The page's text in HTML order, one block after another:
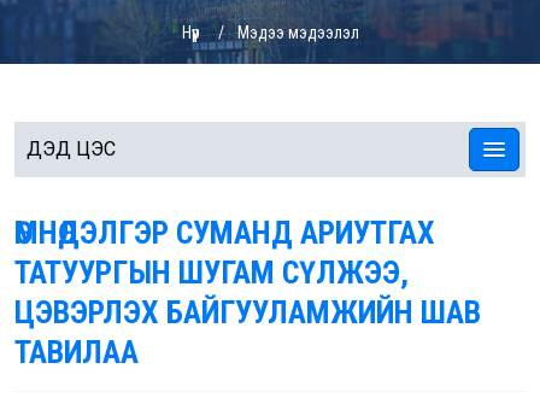
Нүүр Мэдээ мэдээлэл
ДЭД ЦЭС
ӨМНӨДЭЛГЭР СУМАНД АРИУТГАХ
ТАТУУРГЫН ШУГАМ СҮЛЖЭЭ,
ЦЭВЭРЛЭХ БАЙГУУЛАМЖИЙН ШАВ
ТАВИЛАА